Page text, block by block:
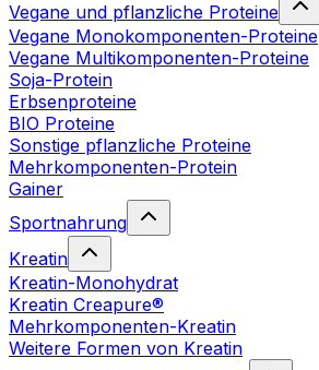
Vegane und pflanzliche Proteine
Vegane Monokomponenten-Proteine
Vegane Multikomponenten-Proteine
Soja-Protein
Erbsenproteine
BIO Proteine
Sonstige pflanzliche Proteine
Mehrkomponenten-Protein
Gainer
Sportnahrung
Kreatin
Kreatin-Monohydrat
Kreatin Creapure®
Mehrkomponenten-Kreatin
Weitere Formen von Kreatin